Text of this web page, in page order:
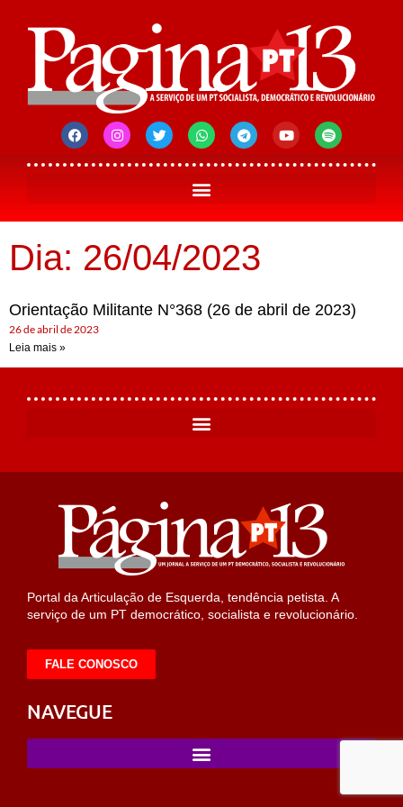
Dia: 26/04/2023
Orientação Militante N°368 (26 de abril de 2023)
26 de abril de 2023
Leia mais »
Portal da Articulação de Esquerda, tendência petista. A
serviço de um PT democrático, socialista e revolucionário.
FALE CONOSCO
NAVEGUE